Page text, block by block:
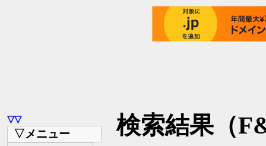
▽▽
▽メニュー 検索結果（